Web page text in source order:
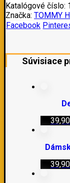
Katalógové číslo:
Značka: TOMMY
Facebook
Súvisiace
39,90
39,90